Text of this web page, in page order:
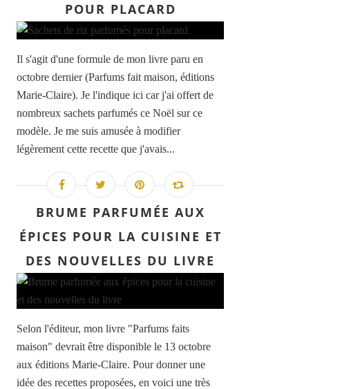
POUR PLACARD
Il s'agit d'une formule de mon livre paru en
octobre dernier (Parfums fait maison, éditions
Marie-Claire). Je l'indique ici car j'ai offert de
nombreux sachets parfumés ce Noël sur ce
modèle. Je me suis amusée à modifier
légèrement cette recette que j'avais...
BRUME PARFUMÉE AUX
ÉPICES POUR LA CUISINE ET
DES NOUVELLES DU LIVRE
Selon l'éditeur, mon livre "Parfums faits
maison" devrait être disponible le 13 octobre
aux éditions Marie-Claire. Pour donner une
idée des recettes proposées, en voici une très